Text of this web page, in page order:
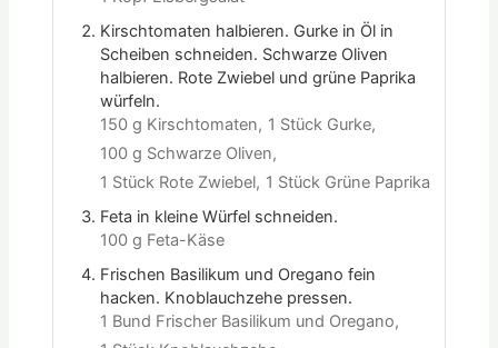
Kirschtomaten halbieren. Gurke in Öl in
Scheiben schneiden. Schwarze Oliven
halbieren. Rote Zwiebel und grüne Paprika
würfeln.
150 g Kirschtomaten, 1 Stück Gurke,
100 g Schwarze Oliven,
1 Stück Rote Zwiebel, 1 Stück Grüne Paprika
Feta in kleine Würfel schneiden.
100 g Feta-Käse
Frischen Basilikum und Oregano fein
hacken. Knoblauchzehe pressen.
1 Bund Frischer Basilikum und Oregano,